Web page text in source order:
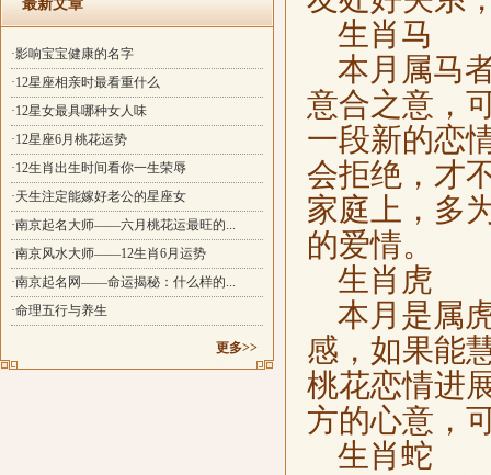
最新文章
·影响宝宝健康的名字
·12星座相亲时最看重什么
·12星女最具哪种女人味
·12星座6月桃花运势
·12生肖出生时间看你一生荣辱
·天生注定能嫁好老公的星座女
·南京起名大师——六月桃花运最旺的...
·南京风水大师——12生肖6月运势
·南京起名网——命运揭秘：什么样的...
·命理五行与养生
更多>>
生肖马
本月属马
意合之意，
一段新的恋
会拒绝，才
家庭上，多
的爱情。
生肖虎
本月是属
感，如果能
桃花恋情进
方的心意，
生肖蛇